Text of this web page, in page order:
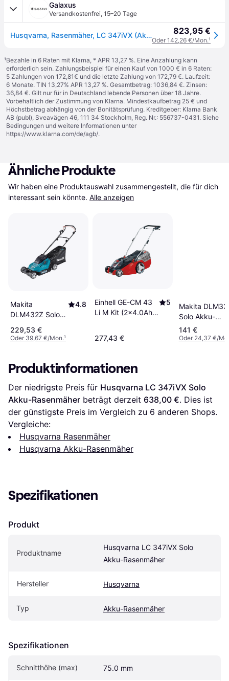
Galaxus
Versandkostenfrei, 15–20 Tage
Husqvarna, Rasenmäher, LC 347iVX (Akkubetrieb) 823,95 €
Oder 142,26 €/Mon.¹
¹Bezahle in 6 Raten mit Klarna, * APR 13,27 %. Eine Anzahlung kann
erforderlich sein. Zahlungsbeispiel für einen Kauf von 1000 € in 6 Raten:
5 Zahlungen von 172,81€ und die letzte Zahlung von 172,79 €. Laufzeit:
6 Monate. TIN 13,27% APR 13,27 %. Gesamtbetrag: 1036,84 €. Zinsen:
36,84 €. Gilt nur für in Deutschland lebende Personen über 18 Jahre.
Vorbehaltlich der Zustimmung von Klarna. Mindestkaufbetrag 25 € und
Höchstbetrag abhängig von der Bonitätsprüfung. Kreditgeber: Klarna Bank
AB (publ), Sveavägen 46, 111 34 Stockholm, Reg. Nr.: 556737-0431. Siehe
Bedingungen und weitere Informationen unter
https://www.klarna.com/de/agb/.
Ähnliche Produkte
Wir haben eine Produktauswahl zusammengestellt, die für dich
interessant sein könnte. Alle anzeigen
Makita
DLM432Z Solo
Rasenmäher
4.8
229,53 €
Oder 39,67 €/Mon.¹
Einhell GE-CM 43
Li M Kit (2x4.0Ah)
5
277,43 €
Makita
Solo Akku-
Rasenmäher
141 €
Oder 24,37 €/
Produktinformationen
Der niedrigste Preis für Husqvarna LC 347iVX Solo
Akku-Rasenmäher beträgt derzeit 638,00 €. Dies ist
der günstigste Preis im Vergleich zu 6 anderen Shops.
Vergleiche:
Husqvarna Rasenmäher
Husqvarna Akku-Rasenmäher
Spezifikationen
Produkt
Produktname
Husqvarna LC 347iVX Solo
Akku-Rasenmäher
Hersteller Husqvarna
Typ Akku-Rasenmäher
Spezifikationen
Schnitthöhe (max) 75.0 mm